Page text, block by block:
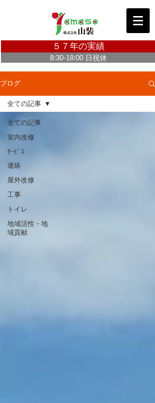
５７年の実績
8:30-18:00 日祝休
ブログ
全ての記事
室内改修
ｻｰﾋﾞｽ
連絡
屋外改修
工事
トイレ
地域活性・地
域貢献
全ての記事